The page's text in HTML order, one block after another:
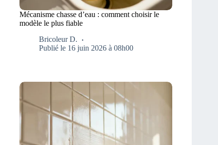
Mécanisme chasse d’eau : comment choisir le
modèle le plus fiable
Bricoleur D.
Publié le 16 juin 2026 à 08h00